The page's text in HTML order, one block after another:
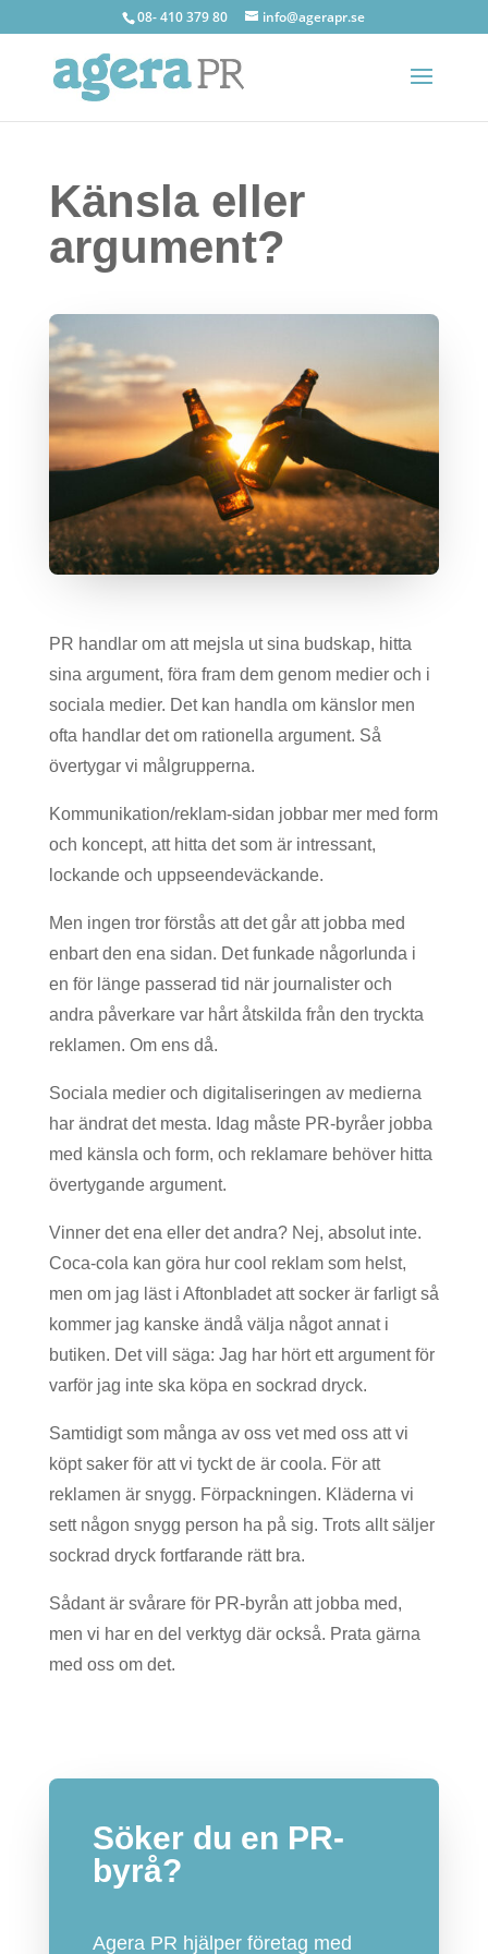
08- 410 379 80 info@agerapr.se
Känsla eller
argument?
PR handlar om att mejsla ut sina budskap, hitta
sina argument, föra fram dem genom medier och i
sociala medier. Det kan handla om känslor men
ofta handlar det om rationella argument. Så
övertygar vi målgrupperna.
Kommunikation/reklam-sidan jobbar mer med form
och koncept, att hitta det som är intressant,
lockande och uppseendeväckande.
Men ingen tror förstås att det går att jobba med
enbart den ena sidan. Det funkade någorlunda i
en för länge passerad tid när journalister och
andra påverkare var hårt åtskilda från den tryckta
reklamen. Om ens då.
Sociala medier och digitaliseringen av medierna
har ändrat det mesta. Idag måste PR-byråer jobba
med känsla och form, och reklamare behöver hitta
övertygande argument.
Vinner det ena eller det andra? Nej, absolut inte.
Coca-cola kan göra hur cool reklam som helst,
men om jag läst i Aftonbladet att socker är farligt så
kommer jag kanske ändå välja något annat i
butiken. Det vill säga: Jag har hört ett argument för
varför jag inte ska köpa en sockrad dryck.
Samtidigt som många av oss vet med oss att vi
köpt saker för att vi tyckt de är coola. För att
reklamen är snygg. Förpackningen. Kläderna vi
sett någon snygg person ha på sig. Trots allt säljer
sockrad dryck fortfarande rätt bra.
Sådant är svårare för PR-byrån att jobba med,
men vi har en del verktyg där också. Prata gärna
med oss om det.
Söker du en PR-
byrå?
Agera PR hjälper företag med